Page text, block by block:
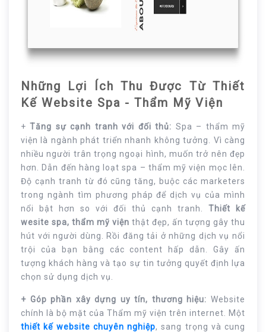
Những Lợi Ích Thu Được Từ Thiết
Kế Website Spa - Thẩm Mỹ Viện
+Tăng sự cạnh tranh với đối thủ: Spa – thẩm mỹ
viện là ngành phát triển nhanh không tưởng. Vì càng
nhiều người trân trọng ngoại hình, muốn trở nên đẹp
hơn. Dẫn đến hàng loạt spa – thẩm mỹ viện mọc lên.
Độ cạnh tranh từ đó cũng tăng, buộc các marketers
trong ngành tìm phương pháp để dịch vụ của mình
nổi bật hơn so với đối thủ cạnh tranh. Thiết kế
wesite spa, thẩm mỹ viện thật đẹp, ấn tượng gây thu
hút với người dùng. Rồi đăng tải ở những dịch vụ nổi
trội của bạn bằng các content hấp dẫn. Gây ấn
tượng khách hàng và tạo sự tin tưởng quyết định lựa
chọn sử dụng dịch vụ.
+ Góp phần xây dựng uy tín, thương hiệu: Website
chính là bộ mặt của Thẩm mỹ viện trên internet. Một
thiết kế website chuyên nghiệp, sang trọng và cung